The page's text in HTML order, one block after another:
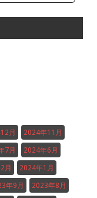
月 2024年11月
7月 2024年6月
月 2024年1月
年9月 2023年8月